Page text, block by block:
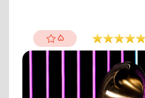
5